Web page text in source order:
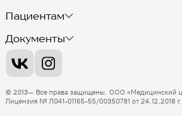
Пациентам
Документы
© 2013– Все права защищены. ООО «Медицинский
Лицензия № Л041-01165-55/00350781 от 24.12.2018 г.